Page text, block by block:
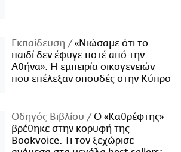
Εκπαίδευση
«Νιώσαμε ότι το
παιδί δεν έφυγε ποτέ από την
Αθήνα»: Η εμπειρία οικογενειών
που επέλεξαν σπουδές στην Κύπρο
Οδηγός Βιβλίου
Ο «Καθρέφτης»
βρέθηκε στην κορυφή της
Bookvoice. Τι τον ξεχώρισε